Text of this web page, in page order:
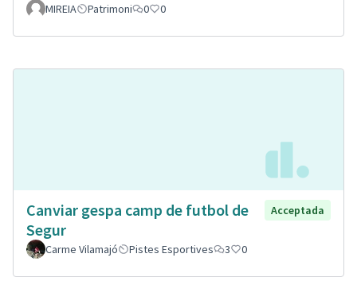
MIREIA Patrimoni 0 0
Canviar gespa camp de futbol de
Segur
Acceptada
Carme Vilamajó Pistes Esportives 3 0